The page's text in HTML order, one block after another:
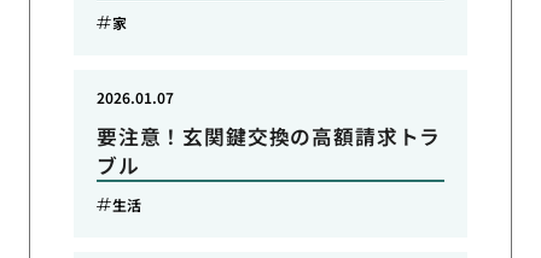
家
要注意！玄関鍵交換の高額請求トラ
ブル
2026.01.07
生活